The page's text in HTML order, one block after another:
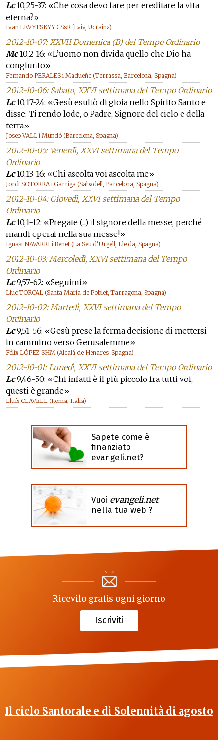
Lc10,25-37: «Che cosa devo fare per ereditare la vita
eterna?»
Ivan LEVYTSKYY CSsR (Lviv, Ucraina)
2012-10-07: XXVII Domenica (B) del Tempo Ordinario
Mc10,2-16: «L’uomo non divida quello che Dio ha
congiunto»
Fernando PERALES i Madueño (Terrassa, Barcelona, Spagna)
2012-10-06: Sabato, XXVI settimana del Tempo Ordinario
Lc10,17-24: «Gesù esultò di gioia nello Spirito Santo e
disse: Ti rendo lode, o Padre, Signore del cielo e della
terra»
Josep VALL i Mundó (Barcelona, Spagna)
2012-10-05: Venerdì, XXVI settimana del Tempo
Ordinario
Lc10,13-16: «Chi ascolta voi ascolta me»
Jordi SOTORRA i Garriga (Sabadell, Barcelona, Spagna)
2012-10-04: Giovedì, XXVI settimana del Tempo
Ordinario
Lc10,1-12: «Pregate (...) il signore della messe, perché
mandi operai nella sua messe!»
Ignasi NAVARRI i Benet (La Seu d'Urgell, Lleida, Spagna)
2012-10-03: Mercoledì, XXVI settimana del Tempo
Ordinario
Lc9,57-62: «Seguimi»
Lluc TORCAL (Santa Maria de Poblet, Tarragona, Spagna)
2012-10-02: Martedì, XXVI settimana del Tempo
Ordinario
Lc9,51-56: «Gesù prese la ferma decisione di mettersi
in cammino verso Gerusalemme»
Félix LÓPEZ SHM (Alcalá de Henares, Spagna)
2012-10-01: Lunedì, XXVI settimana del Tempo Ordinario
Lc9,46-50: «Chi infatti è il più piccolo fra tutti voi,
questi è grande»
Lluís CLAVELL (Roma, Italia)
Sapete come è
finanziato
evangeli.net?
Vuoi evangeli.net
nella tua web ?
Ricevilo gratis ogni giorno
Iscriviti
Il ciclo Santorale e di Solennità di agosto